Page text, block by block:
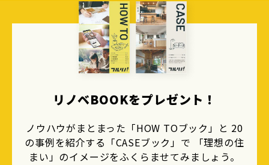
リノベBOOKをプレゼント！
ノウハウがまとまった「HOW TOブック」と 20
の事例を紹介する「CASEブック」で 「理想の住
まい」のイメージをふくらませてみましょう。